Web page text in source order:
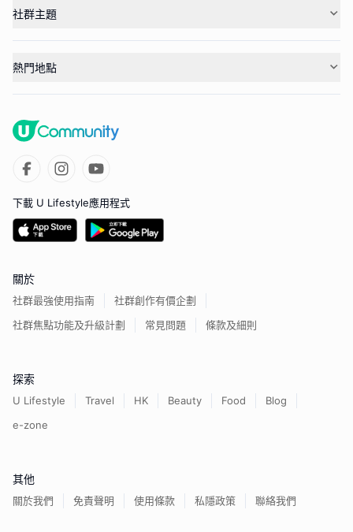
社群主題
熱門地點
下載 U Lifestyle應用程式
關於
社群最強使用指南
社群創作有價企劃
社群焦點功能及升級計劃
常見問題 條款及細則
探索
U Lifestyle Travel HK Beauty Food
Blog
e-zone
其他
關於我們 免責聲明 使用條款 私隱政策 聯絡我們